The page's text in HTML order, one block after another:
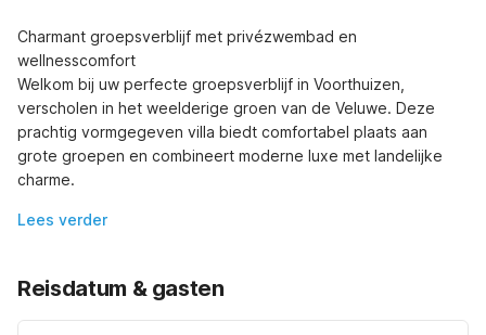
Charmant groepsverblijf met privézwembad en
wellnesscomfort
Welkom bij uw perfecte groepsverblijf in Voorthuizen,
verscholen in het weelderige groen van de Veluwe. Deze
prachtig vormgegeven villa biedt comfortabel plaats aan
grote groepen en combineert moderne luxe met landelijke
charme.
Lees verder
Reisdatum & gasten